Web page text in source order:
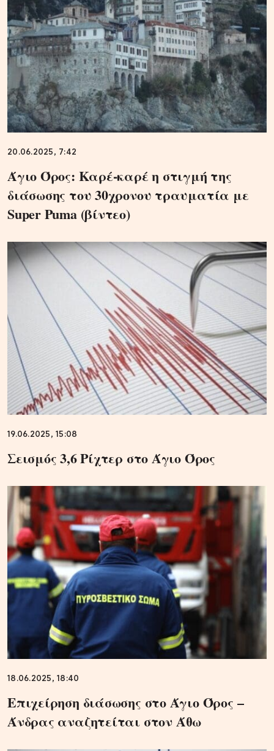
20.06.2025, 7:42
Άγιο Όρος: Καρέ-καρέ η στιγμή της
διάσωσης του 30χρονου τραυματία με
Super Puma (βίντεο)
19.06.2025, 15:08
Σεισμός 3,6 Ρίχτερ στο Άγιο Όρος
18.06.2025, 18:40
Επιχείρηση διάσωσης στο Άγιο Όρος –
Άνδρας αναζητείται στον Άθω